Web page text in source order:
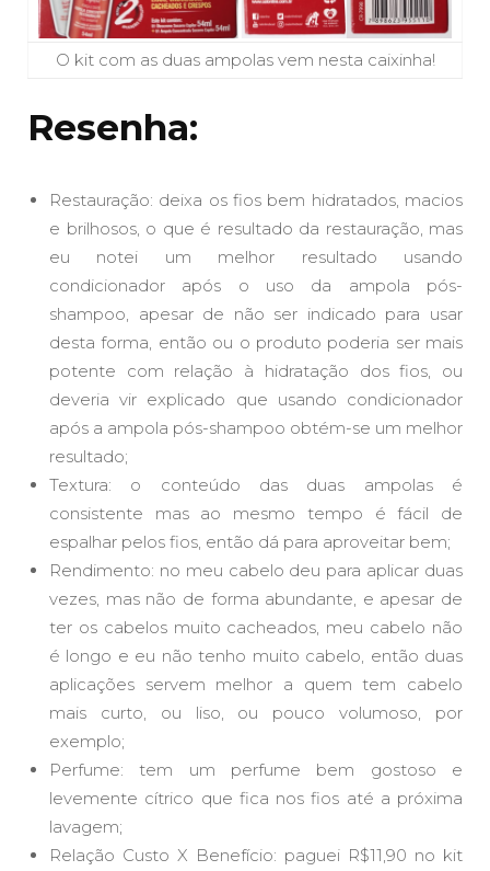
O kit com as duas ampolas vem nesta caixinha!
Resenha:
Restauração: deixa os fios bem hidratados, macios
e brilhosos, o que é resultado da restauração, mas
eu notei um melhor resultado usando
condicionador após o uso da ampola pós-
shampoo, apesar de não ser indicado para usar
desta forma, então ou o produto poderia ser mais
potente com relação à hidratação dos fios, ou
deveria vir explicado que usando condicionador
após a ampola pós-shampoo obtém-se um melhor
resultado;
Textura: o conteúdo das duas ampolas é
consistente mas ao mesmo tempo é fácil de
espalhar pelos fios, então dá para aproveitar bem;
Rendimento: no meu cabelo deu para aplicar duas
vezes, mas não de forma abundante, e apesar de
ter os cabelos muito cacheados, meu cabelo não
é longo e eu não tenho muito cabelo, então duas
aplicações servem melhor a quem tem cabelo
mais curto, ou liso, ou pouco volumoso, por
exemplo;
Perfume: tem um perfume bem gostoso e
levemente cítrico que fica nos fios até a próxima
lavagem;
Relação Custo X Benefício: paguei R$11,90 no kit